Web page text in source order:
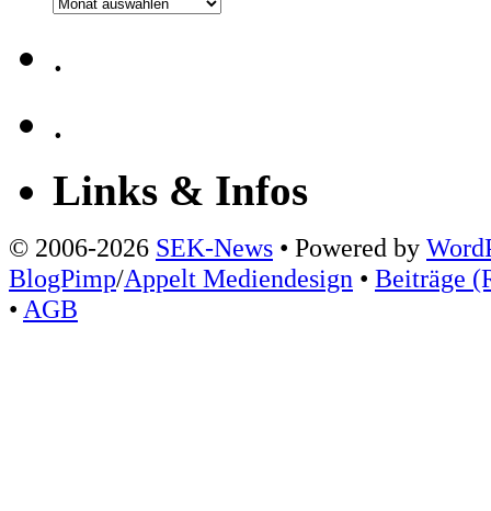
.
.
Links & Infos
© 2006-2026 SEK-News • Powered by
BlogPimp/Appelt Mediendesign • Beiträge
• AGB